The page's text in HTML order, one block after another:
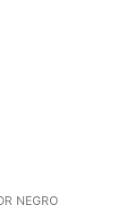
NEGRO